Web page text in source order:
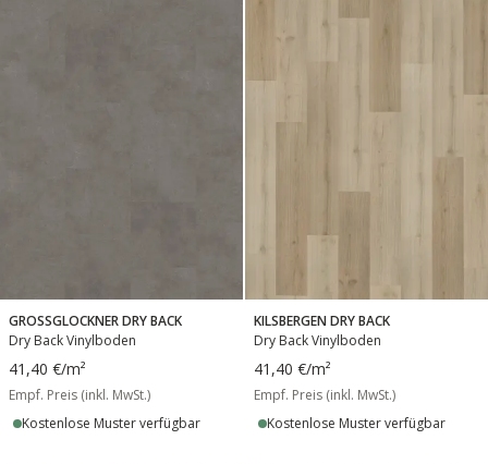
GROSSGLOCKNER DRY BACK
Dry Back Vinylboden
41,40 €/m²
Empf. Preis (inkl. MwSt.)
Kostenlose Muster verfügbar
KILSBERGEN DRY BACK
Dry Back Vinylboden
41,40 €/m²
Empf. Preis (inkl. MwSt.)
Kostenlose Muster verfügbar